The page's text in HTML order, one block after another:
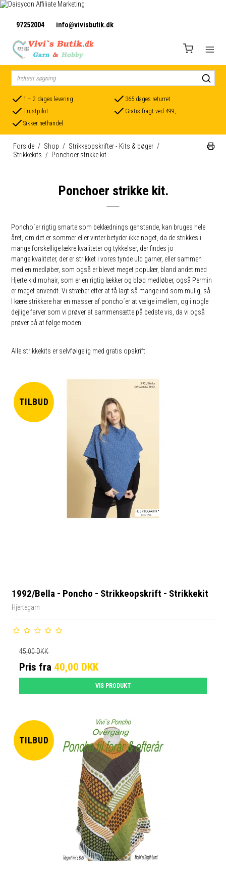
97252004 info@vivisbutik.dk
1 – 2 dages levering
365 dages returret
Trustpilot
Gratis fragt ved 499,-
Sikker nethandel
Forside / Shop / Strikkeopskrifter - Kits & bøger /
Strikkekits / Ponchoer strikke kit.
Ponchoer strikke kit.
Poncho`er rigtig smarte som beklædnings genstande, kan bruges hele
året, om det er sommer eller vinter betyder ikke noget, da de strikkes i
mange forskellige lækre kvaliteter og tykkelser, der findes jo
mange kvaliteter, der er strikket i vores tynde uld garner, eller sammen
med en medløber, som også er blevet meget populær, bland andet med
Hjerte kid mohair, som er en rigtig lækker og blød medløber, også Permin
er meget anvendt. Vi stræber efter at få lagt så mange ind som mulig, så
I kære strikkere har en masser af poncho´er at vælge imellem, og i nogle
dejlige farver som vi prøver at sammensætte på bedste vis, da vi også
prøver på at følge moden.
Alle strikkekits er selvfølgelig med gratis opskrift.
TILBUD
1992/Bella - Poncho - Strikkeopskrift - Strikkekit
Hjertegarn
45,00 DKK
Pris fra 40,00 DKK
VIS PRODUKT
TILBUD